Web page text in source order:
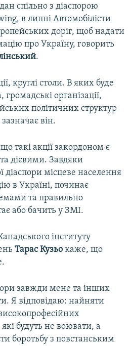
спільно з діаспорою
в липні Автомобілісти
доріг, щоб надати
про Україну, говорить
.
круглі столи. В яких буде
громадські організації,
політичних структур
зазначає він.
такі акції закордоном є
дієвими. Завдяки
діаспори місцеве населення
в Україні, починає
та правильно
або бачить у ЗМІ.
інституту
Тарас Кузьо каже, що
завжди мене та інших
Я відповідаю: найняти
будуть не воювати, а
боротьбу з повстанським